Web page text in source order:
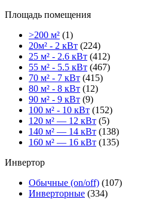
Площадь помещения
>200 м² (1)
20м² - 2 кВт (224)
25 м² - 2.6 кВт (412)
55 м² - 5.5 кВт (467)
70 м² - 7 кВт (415)
80 м² - 8 кВт (12)
90 м² - 9 кВт (9)
100 м² - 10 кВт (152)
120 м² — 12 кВт (5)
140 м² — 14 кВт (138)
160 м² — 16 кВт (135)
Инвертор
Обычные (on/off) (107)
Инверторные (334)